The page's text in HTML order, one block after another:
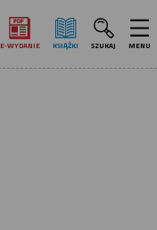
E‑WYDANIE KSIĄŻKI SZUKAJ MENU